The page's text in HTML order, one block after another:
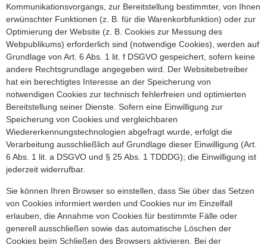
Kommunikationsvorgangs, zur Bereitstellung bestimmter, von Ihnen
erwünschter Funktionen (z. B. für die Warenkorbfunktion) oder zur
Optimierung der Website (z. B. Cookies zur Messung des
Webpublikums) erforderlich sind (notwendige Cookies), werden auf
Grundlage von Art. 6 Abs. 1 lit. f DSGVO gespeichert, sofern keine
andere Rechtsgrundlage angegeben wird. Der Websitebetreiber
hat ein berechtigtes Interesse an der Speicherung von
notwendigen Cookies zur technisch fehlerfreien und optimierten
Bereitstellung seiner Dienste. Sofern eine Einwilligung zur
Speicherung von Cookies und vergleichbaren
Wiedererkennungstechnologien abgefragt wurde, erfolgt die
Verarbeitung ausschließlich auf Grundlage dieser Einwilligung (Art.
6 Abs. 1 lit. a DSGVO und § 25 Abs. 1 TDDDG); die Einwilligung ist
jederzeit widerrufbar.
Sie können Ihren Browser so einstellen, dass Sie über das Setzen
von Cookies informiert werden und Cookies nur im Einzelfall
erlauben, die Annahme von Cookies für bestimmte Fälle oder
generell ausschließen sowie das automatische Löschen der
Cookies beim Schließen des Browsers aktivieren. Bei der